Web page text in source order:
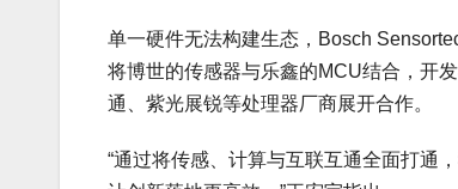
单一硬件无法构建生态，Bosch
将博世的传感器与乐鑫的MCU结合，开
通、紫光展锐等处理器厂商展开合作。
“通过将传感、计算与互联互通全面打通